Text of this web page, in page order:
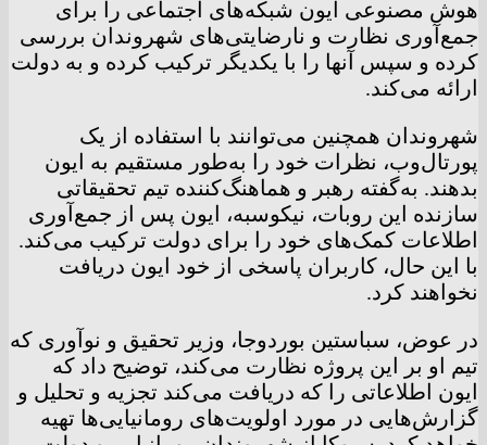
هوش مصنوعی ایون شبکه‌های اجتماعی را برای
جمع‌آوری نظارت و نارضایتی‌های شهروندان بررسی
کرده و سپس آنها را با یکدیگر ترکیب کرده و به دولت
ارائه می‌کند.
شهروندان همچنین می‌توانند با استفاده از یک
پورتال‌وب، نظرات خود را به‌طور مستقیم به ایون
بدهند. به‌گفته رهبر و هماهنگ‌کننده تیم تحقیقاتی
سازنده این روبات، نیکوسبه، ایون پس از جمع‌آوری
اطلاعات کمک‌های خود را برای دولت ترکیب می‌کند.
با این حال، کاربران پاسخی از خود ایون دریافت
نخواهند کرد.
در عوض، سباستین بوردوجا، وزیر تحقیق و نوآوری که
تیم او بر این پروژه نظارت می‌کند، توضیح داد که
ایون اطلاعاتی را که دریافت می‌کند تجزیه و تحلیل و
گزارش‌هایی در مورد اولویت‌های رومانیایی‌ها تهیه